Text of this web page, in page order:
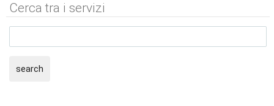
Cerca tra i servizi
search